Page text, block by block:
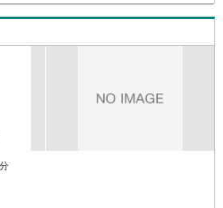
オーダー住宅「白馬の家」のご提案可能
同行サービス目視検査やリフォーム費用
の無料サービス5.お引渡し後もしっかり
ート室がお引渡し後のお悩みもしっかりサ